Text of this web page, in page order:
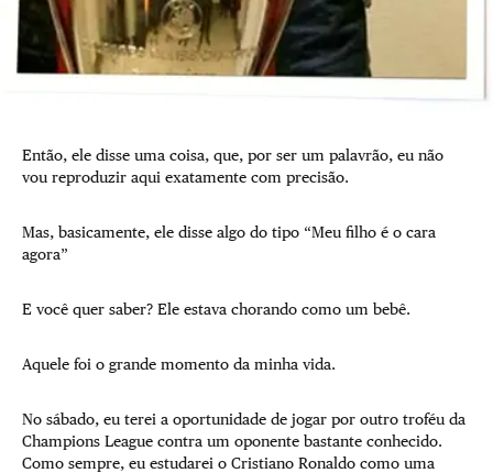
Então, ele disse uma coisa, que, por ser um palavrão, eu não
vou reproduzir aqui exatamente com precisão.
Mas, basicamente, ele disse algo do tipo “Meu filho é o cara
agora”
E você quer saber? Ele estava chorando como um bebê.
Aquele foi o grande momento da minha vida.
No sábado, eu terei a oportunidade de jogar por outro troféu da
Champions League contra um oponente bastante conhecido.
Como sempre, eu estudarei o Cristiano Ronaldo como uma